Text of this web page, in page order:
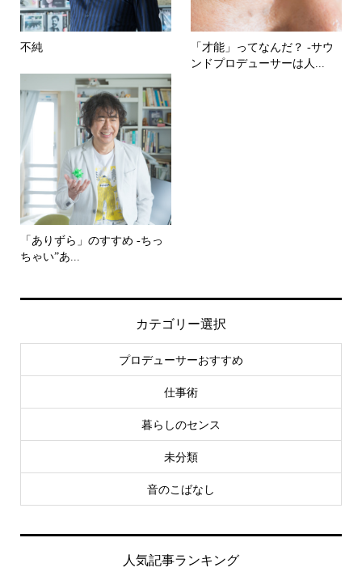
不純
「才能」ってなんだ？ -サウ
ンドプロデューサーは人...
「ありずら」のすすめ -ちっ
ちゃい”あ...
カテゴリー選択
プロデューサーおすすめ
仕事術
暮らしのセンス
未分類
音のこばなし
人気記事ランキング